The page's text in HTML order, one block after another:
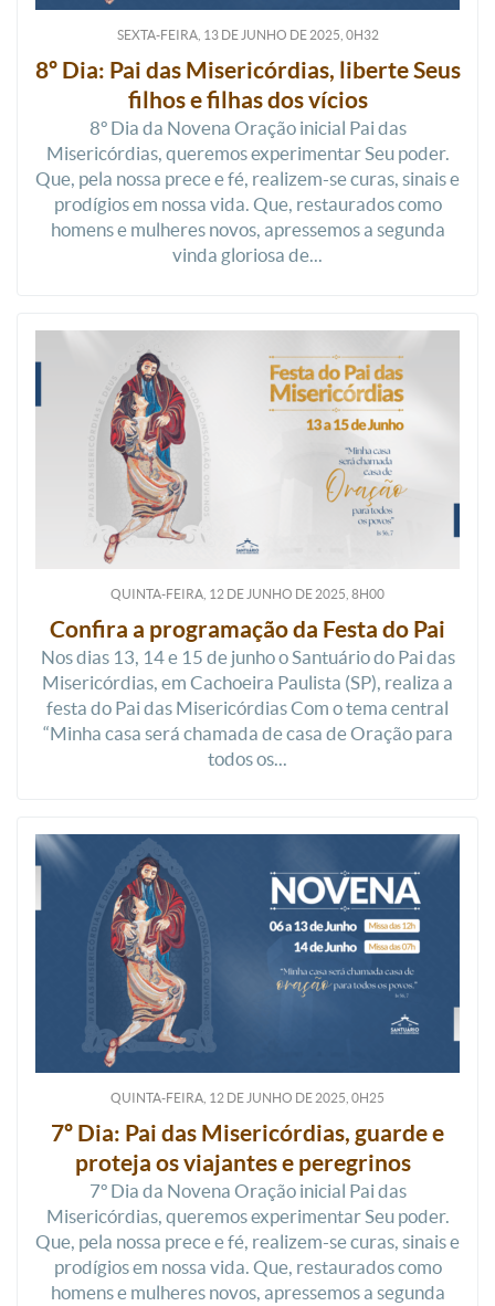
SEXTA-FEIRA, 13DEJUNHO DE2025, 0H32
8º Dia: Pai das Misericórdias, liberte Seus
filhos e filhas dos vícios
8º Dia da Novena Oração inicial Pai das
Misericórdias, queremos experimentar Seu poder.
Que, pela nossa prece e fé, realizem-se curas, sinais e
prodígios em nossa vida. Que, restaurados como
homens e mulheres novos, apressemos a segunda
vinda gloriosa de...
QUINTA-FEIRA, 12 DE JUNHO DE 2025, 8H00
Confira a programação da Festa do Pai
Nos dias 13, 14 e 15 de junho o Santuário do Pai das
Misericórdias, em Cachoeira Paulista (SP), realiza a
festa do Pai das Misericórdias Com o tema central
“Minha casa será chamada de casa de Oração para
todos os...
QUINTA-FEIRA, 12 DE JUNHO DE 2025, 0H25
7º Dia: Pai das Misericórdias, guarde e
proteja os viajantes e peregrinos
7º Dia da Novena Oração inicial Pai das
Misericórdias, queremos experimentar Seu poder.
Que, pela nossa prece e fé, realizem-se curas, sinais e
prodígios em nossa vida. Que, restaurados como
homens e mulheres novos, apressemos a segunda